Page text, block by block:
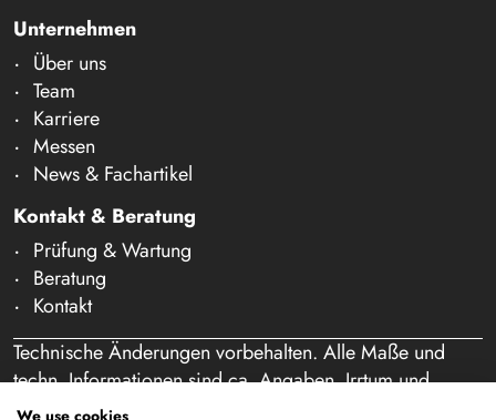
Unternehmen
Über uns
Team
Karriere
Messen
News & Fachartikel
Kontakt & Beratung
Prüfung & Wartung
Beratung
Kontakt
Technische Änderungen vorbehalten. Alle Maße und
techn. Informationen sind ca. Angaben. Irrtum und
Schreibfehler vorbehalten. Unser Angebot richtet sich
We use cookies